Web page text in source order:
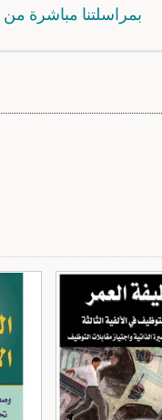
بمراسلتنا مباشرة من